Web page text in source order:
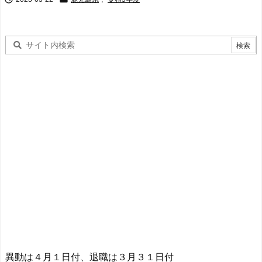
異動は４月１日付、退職は３月３１日付